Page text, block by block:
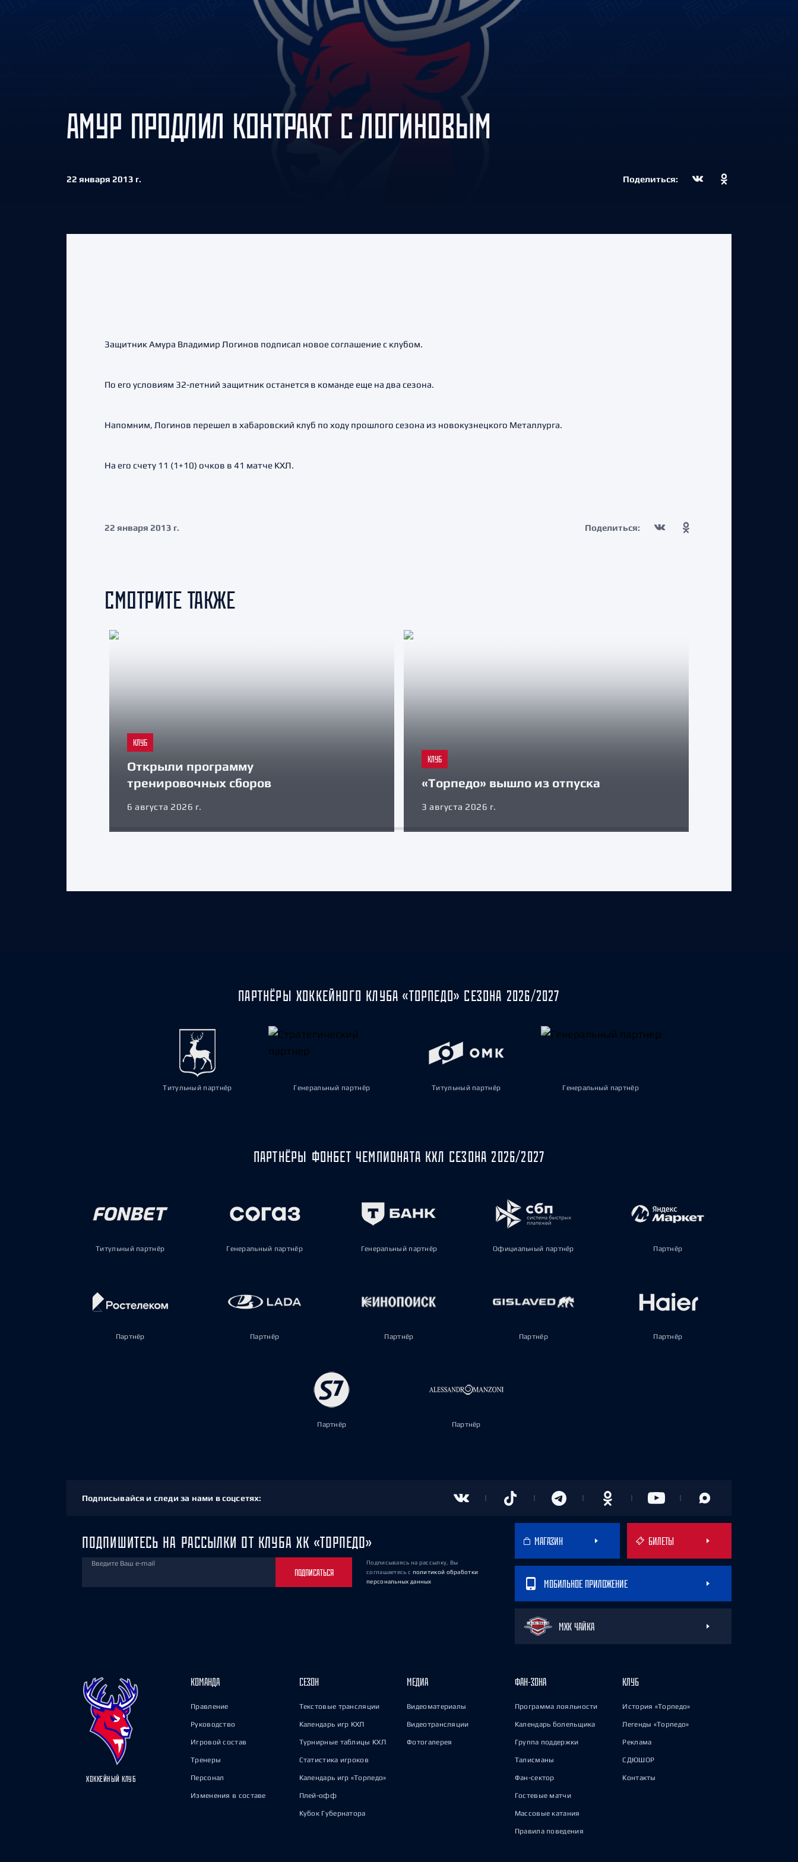
Амур
Барыс
Салават Юлаев
Сибирь
АМУР ПРОДЛИЛ КОНТРАКТ С ЛОГИНОВЫМ
22 января 2013 г. Поделиться:
Защитник Амура Владимир Логинов подписал новое соглашение с клубом.
По его условиям 32-летний защитник останется в команде еще на два сезона.
Напомним, Логинов перешел в хабаровский клуб по ходу прошлого сезона из новокузнецкого Металлурга.
На его счету 11 (1+10) очков в 41 матче КХЛ.
22 января 2013 г. Поделиться:
СМОТРИТЕ ТАКЖЕ
КЛУБ
Открыли программу
тренировочных сборов
6 августа 2026 г.
КЛУБ
«Торпедо» вышло из отпуска
3 августа 2026 г.
ПАРТНЁРЫ ХОККЕЙНОГО КЛУБА «ТОРПЕДО» СЕЗОНА 2026/2027
Титульный партнёр Генеральный партнёр Титульный партнёр Генеральный партнёр
ПАРТНЁРЫ ФОНБЕТ ЧЕМПИОНАТА КХЛ СЕЗОНА 2026/2027
Титульный партнёр Генеральный партнёр Генеральный партнёр Официальный партнёр Партнёр
Партнёр Партнёр Партнёр Партнёр Партнёр
Партнёр Партнёр
Подписывайся и следи за нами в соцсетях:
ПОДПИШИТЕСЬ НА РАССЫЛКИ ОТ КЛУБА ХК «ТОРПЕДО»
Введите Ваш e-mail
ПОДПИСАТЬСЯ
Подписываясь на рассылку, Вы
соглашаетесь с политикой обработки
персональных данных
МАГАЗИН БИЛЕТЫ
МОБИЛЬНОЕ ПРИЛОЖЕНИЕ
МХК ЧАЙКА
ХОККЕЙНЫЙ КЛУБ
КОМАНДА
Правление
Руководство
Игровой состав
Тренеры
Персонал
Изменения в составе
СЕЗОН
Текстовые трансляции
Календарь игр КХЛ
Турнирные таблицы КХЛ
Статистика игроков
Календарь игр «Торпедо»
Плей-офф
Кубок Губернатора
МЕДИА
Видеоматериалы
Видеотрансляции
Фотогалерея
ФАН-ЗОНА
Программа лояльности
Календарь болельщика
Группа поддержки
Талисманы
Фан-сектор
Гостевые матчи
Массовые катания
Правила поведения
КЛУБ
История «Торпедо»
Легенды «Торпедо»
Реклама
СДЮШОР
Контакты